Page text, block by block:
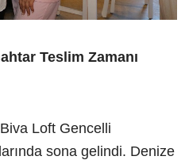
Teslim Zamanı
Loft Gencelli
sona gelindi. Denize